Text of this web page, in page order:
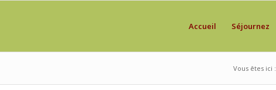
Accueil Séjournez
Vous êtes ici :